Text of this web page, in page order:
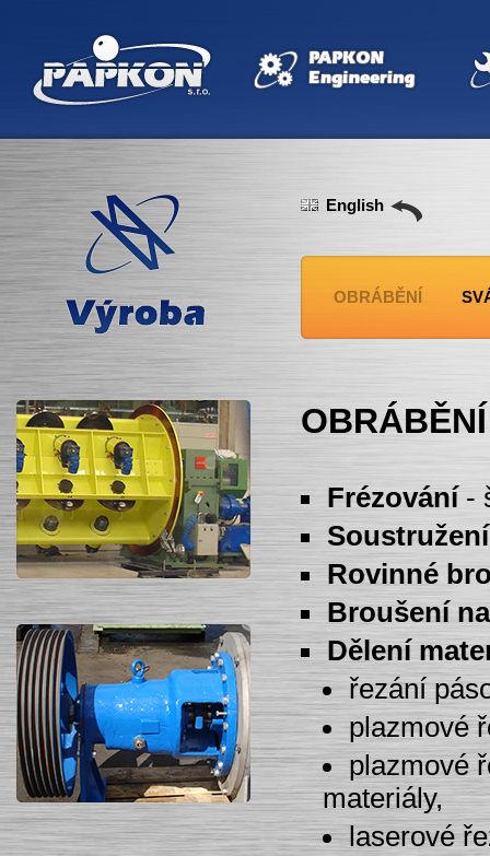
English
OBRÁBĚNÍ
OBRÁBĚNÍ
Frézování -
Soustružení
Rovinné
Broušení
Dělení
řezání
plazmové
plazmové
materiály,
laserové